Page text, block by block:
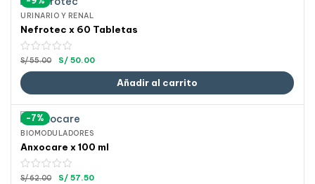
URINARIO Y RENAL
Nefrotec x 60 Tabletas
S/55.00 S/ 50.00
Añadir al carrito
-7%
BIOMODULADORES
Anxocare x 100 ml
S/62.00 S/ 57.50